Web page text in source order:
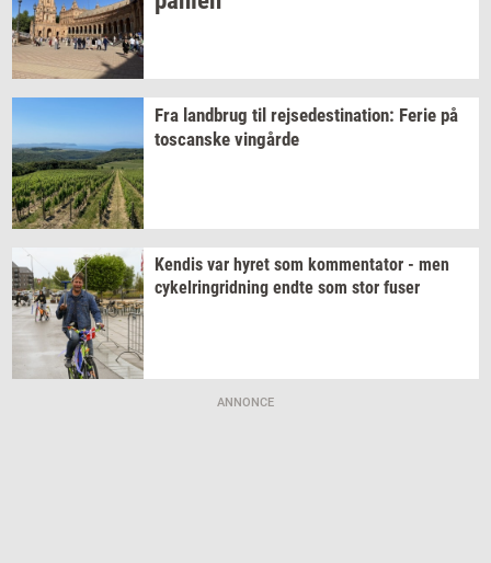
Fra land­brug til rej­se­desti­na­tion: Ferie på
toscan­ske vin­går­de
Ken­dis var hyret som kom­men­ta­tor - men
cy­kel­rin­grid­ning endte som stor fuser
ANNONCE